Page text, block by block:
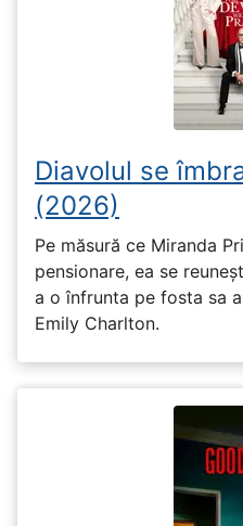
Diavolul se
(2026)
Pe măsură ce Miranda
pensionare, ea se
a o înfrunta pe fosta sa
Emily Charlton.